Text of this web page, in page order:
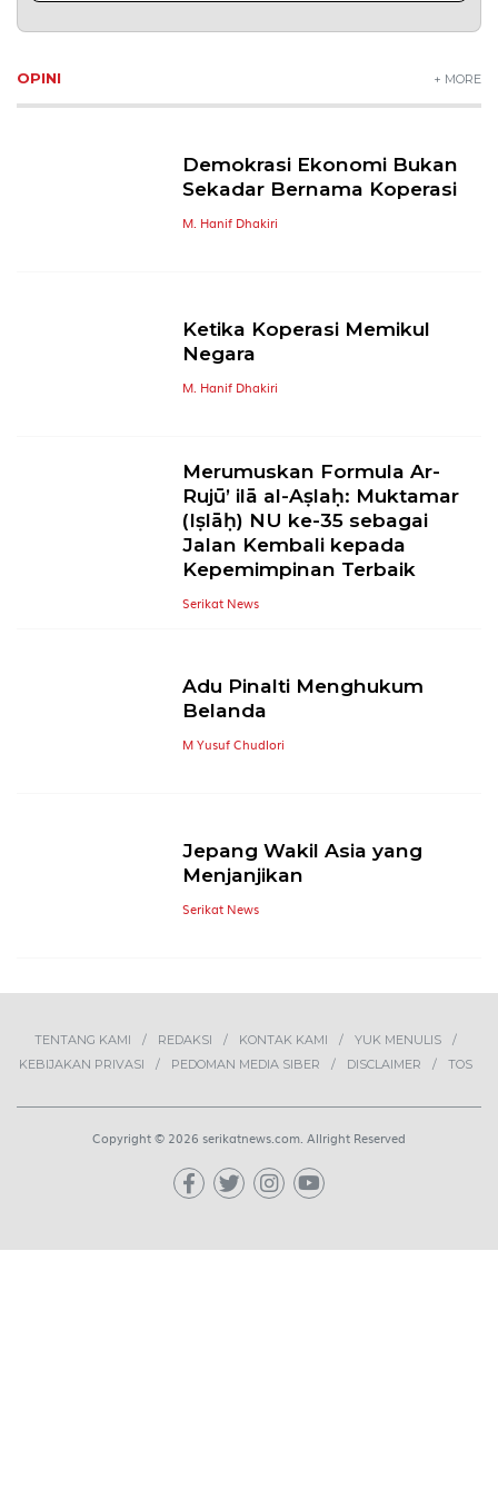
OPINI + MORE
Demokrasi Ekonomi Bukan
Sekadar Bernama Koperasi
M. Hanif Dhakiri
Ketika Koperasi Memikul
Negara
M. Hanif Dhakiri
Merumuskan Formula Ar-
Rujū’ ilā al-Aṣlaḥ: Muktamar
(Iṣlāḥ) NU ke-35 sebagai
Jalan Kembali kepada
Kepemimpinan Terbaik
Serikat News
Adu Pinalti Menghukum
Belanda
M Yusuf Chudlori
Jepang Wakil Asia yang
Menjanjikan
Serikat News
TENTANG KAMI REDAKSI KONTAK KAMI
YUK MENULIS
KEBIJAKAN PRIVASI
PEDOMAN MEDIA SIBER DISCLAIMER TOS
Copyright © 2026 serikatnews.com. Allright Reserved